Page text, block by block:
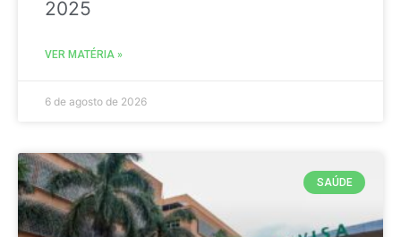
2025
VER MATÉRIA »
6 de agosto de 2026
SAÚDE